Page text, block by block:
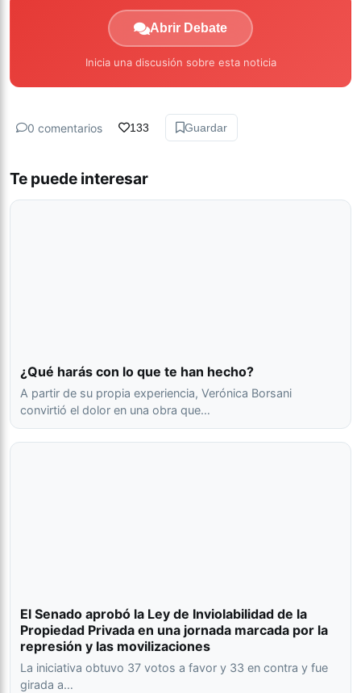
Abrir Debate
Inicia una discusión sobre esta noticia
0 comentarios 133 Guardar
Te puede interesar
¿Qué harás con lo que te han hecho?
A partir de su propia experiencia, Verónica Borsani
convirtió el dolor en una obra que…
El Senado aprobó la Ley de Inviolabilidad de la
Propiedad Privada en una jornada marcada por la
represión y las movilizaciones
La iniciativa obtuvo 37 votos a favor y 33 en contra y fue
girada a…